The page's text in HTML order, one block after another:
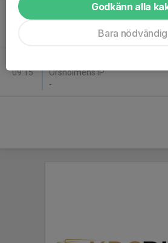
Lör 5
FBK Karlstad - Chelsea,
09:15
Örsholmens IP
-
Godkänn alla
Bara